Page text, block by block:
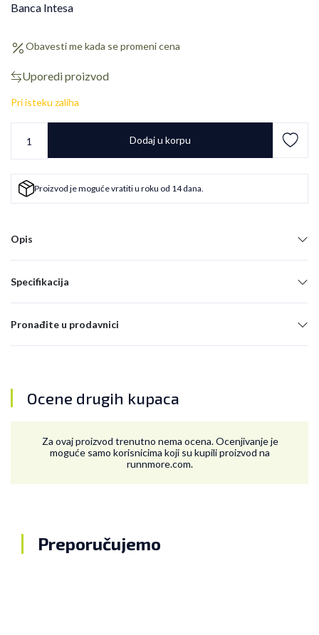
Banca Intesa
Obavesti me kada se promeni cena
Uporedi proizvod
Pri isteku zaliha
Dodaj u korpu
Proizvod je moguće vratiti u roku od 14 dana.
Opis
Specifikacija
Pronađite u prodavnici
Ocene drugih kupaca
Za ovaj proizvod trenutno nema ocena. Ocenjivanje je
moguće samo korisnicima koji su kupili proizvod na
runnmore.com.
Preporučujemo